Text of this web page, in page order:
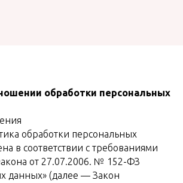
обработки персональных
обработки персональных
в соответствии с требованиями
от 27.07.2006. № 152-ФЗ
данных» (далее — Закон